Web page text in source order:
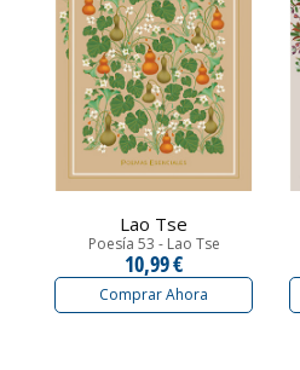
Lao Tse
Poesía 53 - Lao Tse
10,99 €
Comprar Ahora